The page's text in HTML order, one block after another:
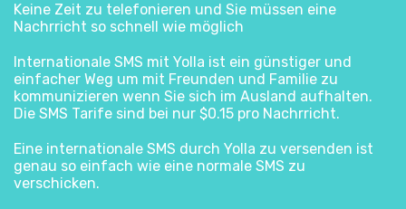
Keine Zeit zu telefonieren und Sie müssen eine
Nachrricht so schnell wie möglich
Internationale SMS mit Yolla ist ein günstiger und
einfacher Weg um mit Freunden und Familie zu
kommunizieren wenn Sie sich im Ausland aufhalten.
Die SMS Tarife sind bei nur $0.15 pro Nachrricht.
Eine internationale SMS durch Yolla zu versenden ist
genau so einfach wie eine normale SMS zu
verschicken.